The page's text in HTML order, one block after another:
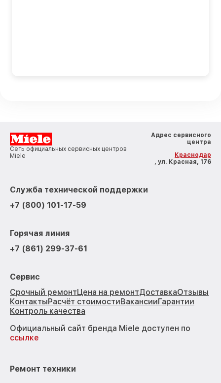
Сеть официальных сервисных центров
Miele
Адрес сервисного
центра
Краснодар
, ул. Красная, 176
Служба технической поддержки
+7 (800) 101-17-59
Горячая линия
+7 (861) 299-37-61
Сервис
Срочный ремонтЦена на ремонтДоставкаОтзывы
КонтактыРасчёт стоимостиВакансииГарантии
Контроль качества
Официальный сайт бренда Miele доступен по
ссылке
Ремонт техники